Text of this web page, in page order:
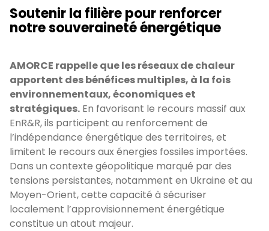
Soutenir la filière pour renforcer
notre souveraineté énergétique
AMORCE rappelle que les réseaux de chaleur
apportent des bénéfices multiples, à la fois
environnementaux, économiques et
stratégiques. En favorisant le recours massif aux
EnR&R, ils participent au renforcement de
l’indépendance énergétique des territoires, et
limitent le recours aux énergies fossiles importées.
Dans un contexte géopolitique marqué par des
tensions persistantes, notamment en Ukraine et au
Moyen-Orient, cette capacité à sécuriser
localement l’approvisionnement énergétique
constitue un atout majeur.